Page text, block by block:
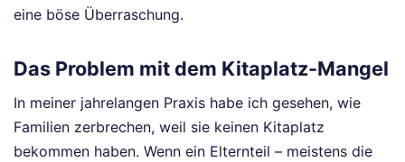
eine böse Überraschung.
Das Problem mit dem Kitaplatz-Mangel
In meiner jahrelangen Praxis habe ich gesehen, wie
Familien zerbrechen, weil sie keinen Kitaplatz
bekommen haben. Wenn ein Elternteil – meistens die